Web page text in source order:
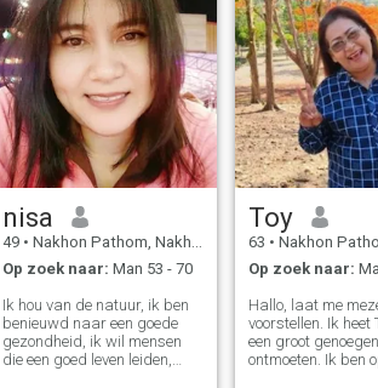
nisa
49 • Nakhon Pathom, Nakhon Pathom, Thailand
Op zoek naar: Man 53 - 70
Ik hou van de natuur, ik ben
benieuwd naar een goede
gezondheid, ik wil mensen
die een goed leven leiden,
Toy
63 • Nakhon Pathom, Nakhon
Op zoek naar:
Hallo, laat me
voorstellen. Ik heet
een groot
ontmoeten. Ik ben op zoek